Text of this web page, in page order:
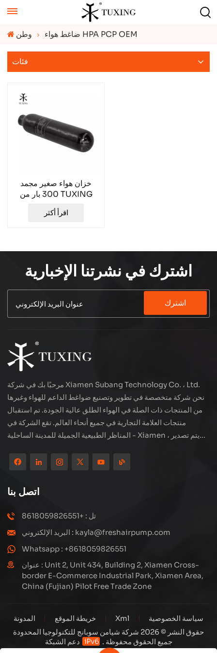
وطن ضاغط هواء HPA PCP OEM
فئات
خزان هواء صغير مجمد
300 بار من TUXING
TXCGS030
اقرأ أكثر
اشترك في نشرتنا الإخبارية
اشترك
مرحبًا بك في شركة Xiamen Subang Technology Co. ، Ltd.
نحن شركة متخصصة في تطوير وتصنيع ضواغط الداعم للهواء وغيرها
من المنتجات ذات الصلة في الهواء الطلق عالية الجودة. تم استقبال
منتجات العلامة التجارية في جميع أنحاء العالم. تقع الشركة في
المناظر الطبيعية الجميلة للمدينة الساحلية - Xiamen ، يتم تصدير
دولية واسعة. لدى Subang Technology فريق مبيعات محترف
ونظام خدمة فعال بعد البيع ، نحن نستكشف دائمًا ودراسة كيفية ترقية
منتجاتنا باستمرار من خلال الابتكار لتلبية الاحتياجات المتزايدة للعملاء.
التركيز الأساسي للشركة على إنتاج وتصنيع الضواغط عالية الضغط ،
تصميمها الهيكلي هو علمي ومعقول ، لضمان الأداء الفعال للمنتجات.
اتصل بنا
تل : +8618059826551
البريد الإلكتروني : kayla@freshairpump.com
Whatsapp : +8618059826551
عنوان : Unit 2, Unit 434, Building 2, Xiamen Cross-
border E-Commerce Industrial Park, Xiamen Area,
China (Fujian) Pilot Free Trade Zone
خريطة الموقع المدونة Xml
سياسة الخصوصية
حقوق النشر © 2026 شركة شيامن سوبانج للتكنولوجيا المحدودة
جميع الحقوق محفوظة .
دعم الشبكة